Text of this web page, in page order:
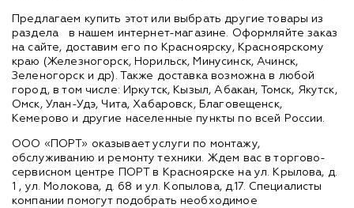
Предлагаем купить этот или выбрать другие товары из
раздела
в нашем интернет-магазине. Оформляйте заказ
на сайте, доставим его по Красноярску, Красноярскому
краю (Железногорск, Норильск, Минусинск, Ачинск,
Зеленогорск и др). Также доставка возможна в любой
город, в том числе: Иркутск, Кызыл, Абакан, Томск, Якутск,
Омск, Улан-Удэ, Чита, Хабаровск, Благовещенск,
Кемерово и другие населенные пункты по всей России.
ООО «ПОРТ» оказывает услуги по монтажу,
обслуживанию и ремонту техники. Ждем вас в торгово-
сервисном центре ПОРТ в Красноярске на ул. Крылова, д.
1 , ул. Молокова, д. 68 и ул. Копылова, д.17. Специалисты
компании помогут подобрать необходимое